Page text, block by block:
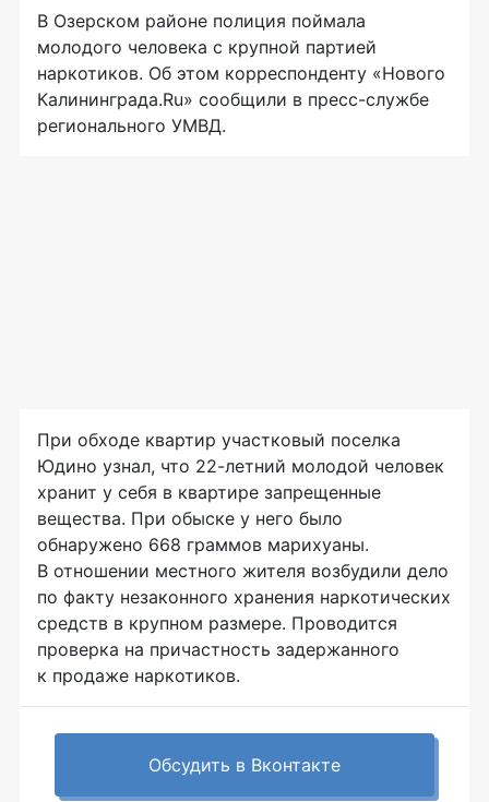
В Озерском районе полиция поймала
молодого человека с крупной партией
наркотиков. Об этом корреспонденту «Нового
Калининграда.Ru» сообщили в пресс-службе
регионального УМВД.
При обходе квартир участковый поселка
Юдино узнал, что 22-летний молодой человек
хранит у себя в квартире запрещенные
вещества. При обыске у него было
обнаружено 668 граммов марихуаны.
В отношении местного жителя возбудили дело
по факту незаконного хранения наркотических
средств в крупном размере. Проводится
проверка на причастность задержанного
к продаже наркотиков.
Обсудить в Вконтакте